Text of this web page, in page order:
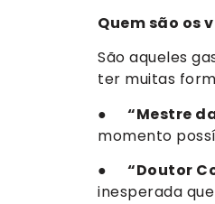
Quem são os
São aqueles
ter muitas
● “Mestre
momento
● “Doutor
inesperada